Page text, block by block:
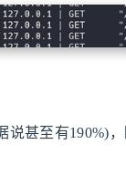
说甚至有190%)